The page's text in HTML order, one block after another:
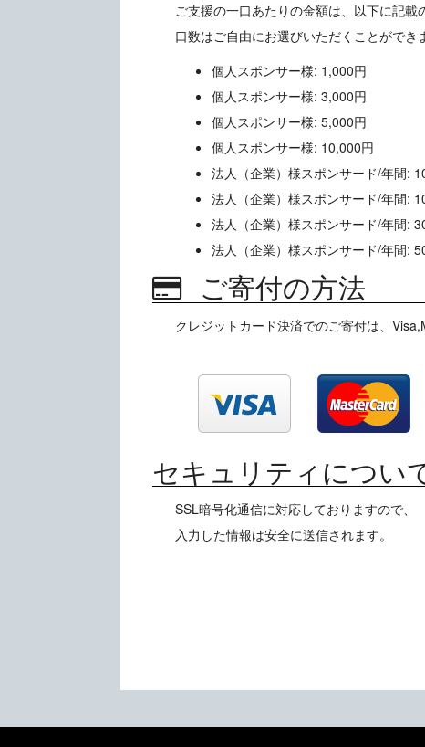
ご支援の一口あたりの金額は、以下に記載
口数はご自由にお選びいただくことができ
個人スポンサー様: 1,000円
個人スポンサー様: 3,000円
個人スポンサー様: 5,000円
個人スポンサー様: 10,000円
法人（企業）様スポンサード/年間:
法人（企業）様スポンサード/年間:
法人（企業）様スポンサード/年間:
法人（企業）様スポンサード/年間:
ご寄付の方法
クレジットカード決済でのご寄付は、
セキュリティについ
SSL暗号化通信に対応しておりますので、
入力した情報は安全に送信されます。